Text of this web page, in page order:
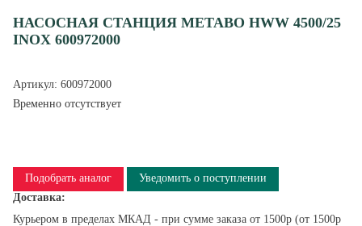
НАСОСНАЯ СТАНЦИЯ METABO HWW 4500/25
INOX 600972000
Артикул: 600972000
Временно отсутствует
Подобрать аналог
Уведомить о поступлении
Доставка:
Курьером в пределах МКАД - при сумме заказа от 1500р (от 1500р